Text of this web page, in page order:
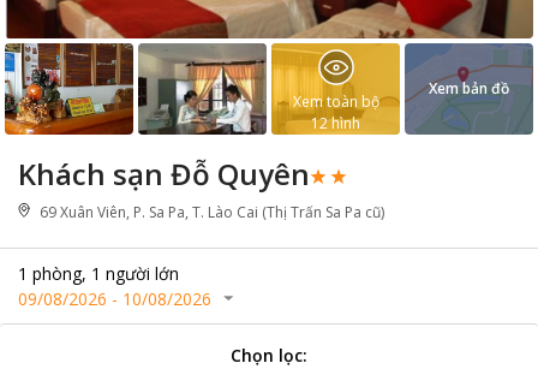
Khách sạn Đỗ Quyên
69 Xuân Viên, P. Sa Pa, T. Lào Cai (Thị Trấn Sa Pa cũ)
1 phòng, 1 người lớn
09/08/2026 - 10/08/2026
Xem toàn bộ
12hình
Xem bản đồ
Chọn lọc: